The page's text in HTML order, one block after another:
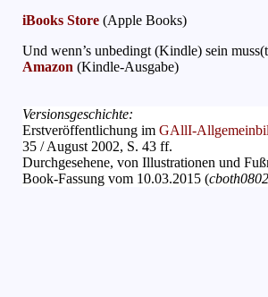
iBooks Store (Apple Books)
Und wenn’s unbedingt (Kindle) sein
Amazon (Kindle-Ausgabe)
Versionsgeschichte:
Erstveröffentlichung im GAllI-
35 / August 2002, S. 43 ff.
Durchgesehene, von Illustrationen und
Book-Fassung vom 10.03.2015 (